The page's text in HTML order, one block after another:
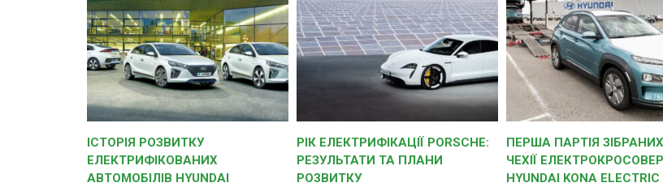
ІСТОРІЯ РОЗВИТКУ
ЕЛЕКТРИФІКОВАНИХ
АВТОМОБІЛІВ HYUNDAI
РІК ЕЛЕКТРИФІКАЦІЇ PORSCHE:
РЕЗУЛЬТАТИ ТА ПЛАНИ
РОЗВИТКУ
ПЕРША ПАРТІЯ
ЧЕХІЇ
HYUNDAI KONA ELECTRIC